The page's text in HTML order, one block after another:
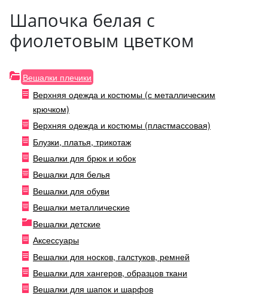
Шапочка белая с
фиолетовым цветком
Вешалки плечики
Верхняя одежда и костюмы (с металлическим
крючком)
Верхняя одежда и костюмы (пластмассовая)
Блузки, платья, трикотаж
Вешалки для брюк и юбок
Вешалки для белья
Вешалки для обуви
Вешалки металлические
Вешалки детские
Аксессуары
Вешалки для носков, галстуков, ремней
Вешалки для хангеров, образцов ткани
Вешалки для шапок и шарфов